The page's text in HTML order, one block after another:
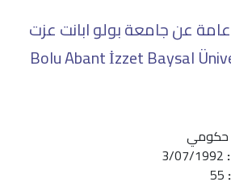
عن جامعة بولو ابانت عزت
حكومي